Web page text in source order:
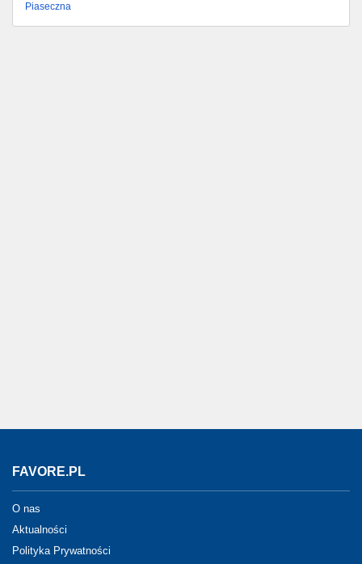
Piaseczna
FAVORE.PL
O nas
Aktualności
Polityka Prywatności